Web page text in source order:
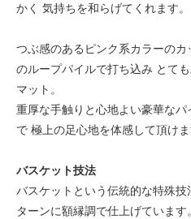
かく 気持ちを和らげてくれます。
つぶ感のあるピンク系カラーの
のループパイルで打ち込み とて
マット。
重厚な手触りと心地よい豪華な
で 極上の足心地を体感して頂けま
バスケット技法
バスケットという伝統的な特殊
ターンに額縁調で仕上げています。